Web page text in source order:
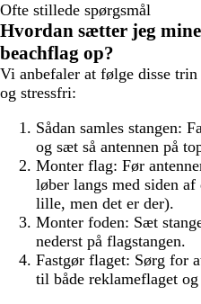
Ofte stillede spørgsmål
Hvordan sætter jeg
beachflag op?
Vi anbefaler at følge disse
og stressfri:
Sådan samles stangen:
og sæt så antennen på
Monter flag: Før
løber langs med siden
lille, men det er der).
Monter foden: Sæt
nederst på flagstangen.
Fastgør flaget: Sørg for
til både reklameflaget